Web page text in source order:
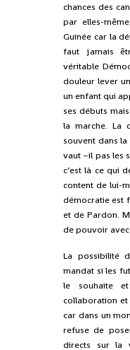
chances des
par elles-
Guinée car la
faut jamais
véritable
douleur lever
un enfant qui
ses débuts
la marche. La
souvent dans
vaut –il pas les
c’est là ce qui
content de lui-
démocratie est
et de Pardon.
de pouvoir
La possibilité
mandat si les
le souhaite
collaboration et
car dans un
refuse de
directs sur la